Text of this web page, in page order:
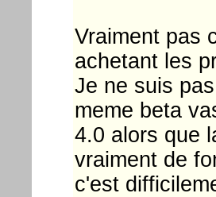
Vraiment pas
achetant les
Je ne suis
meme beta
4.0 alors que
vraiment de
c'est